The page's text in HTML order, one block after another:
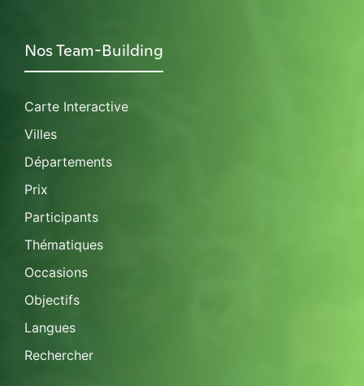
Nos Team-Building
Carte Interactive
Villes
Départements
Prix
Participants
Thématiques
Occasions
Objectifs
Langues
Rechercher